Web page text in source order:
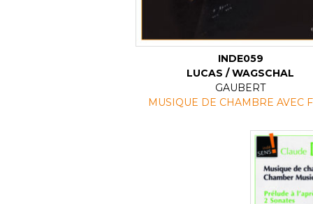
INDE059
LUCAS / WAGSCHAL
GAUBERT
MUSIQUE DE CHAMBRE AVEC